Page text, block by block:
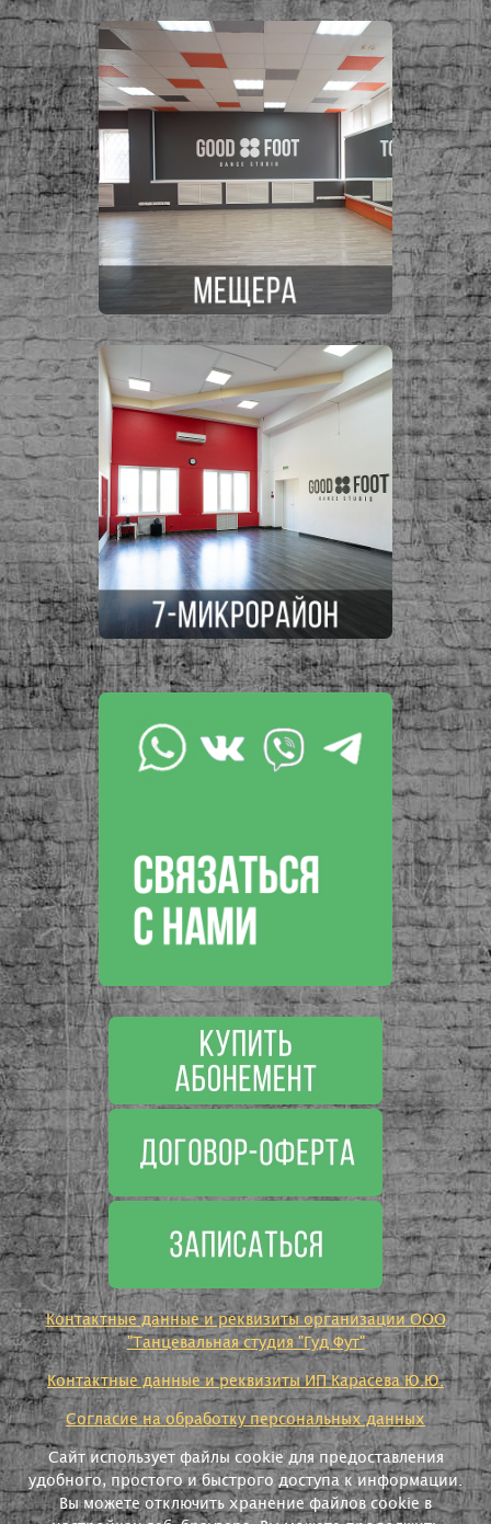
Контактные данные и реквизиты организации ООО
"Танцевальная студия "Гуд Фут"
Контактные данные и реквизиты ИП Карасева Ю.Ю.
Согласие на обработку персональных данных
Сайт использует файлы cookie для предоставления
удобного, простого и быстрого доступа к информации.
Вы можете отключить хранение файлов cookie в